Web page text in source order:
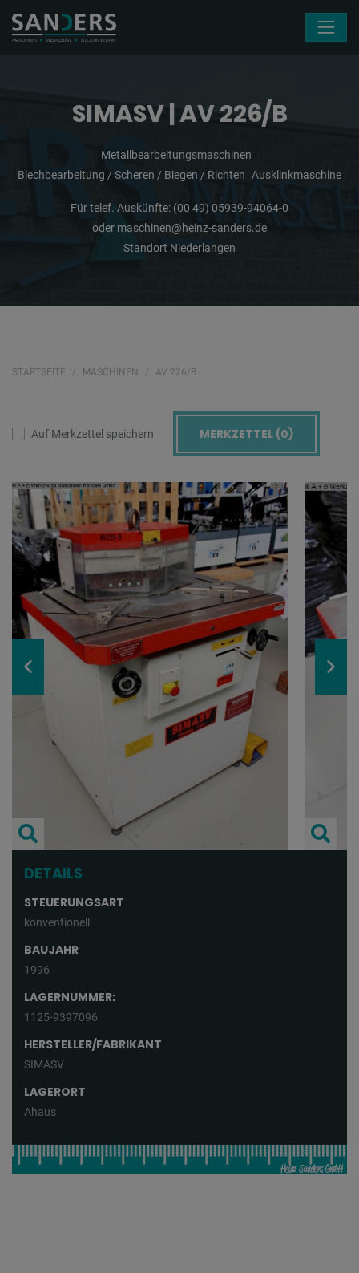
SIMASV | AV 226/B
Metallbearbeitungsmaschinen
Blechbearbeitung / Scheren / Biegen / Richten Ausklinkmaschine
Für telef. Auskünfte: (00 49) 05939-94064-0
oder maschinen@heinz-sanders.de
Standort Niederlangen
STARTSEITE MASCHINEN AV 226/B
Auf Merkzettel speichern MERKZETTEL (0)
DETAILS
STEUERUNGSART
konventionell
BAUJAHR
1996
LAGERNUMMER:
1125-9397096
HERSTELLER/FABRIKANT
SIMASV
LAGERORT
Ahaus